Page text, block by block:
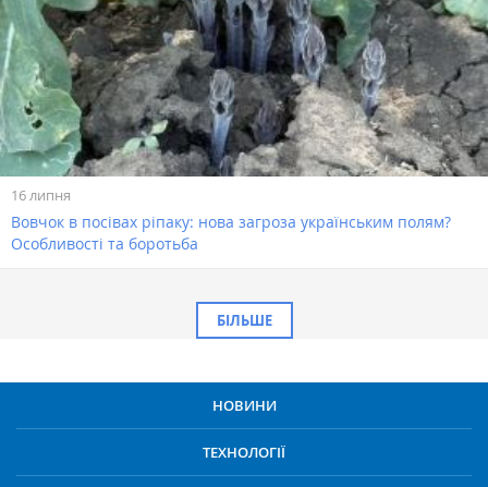
16 липня
Вовчок в посівах ріпаку: нова загроза українським полям?
Особливості та боротьба
БІЛЬШЕ
НОВИНИ
ТЕХНОЛОГІЇ